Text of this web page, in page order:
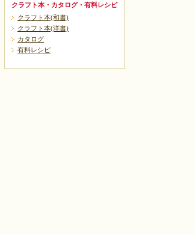
クラフト本・カタログ・有料レシピ
クラフト本(和書)
クラフト本(洋書)
カタログ
有料レシピ